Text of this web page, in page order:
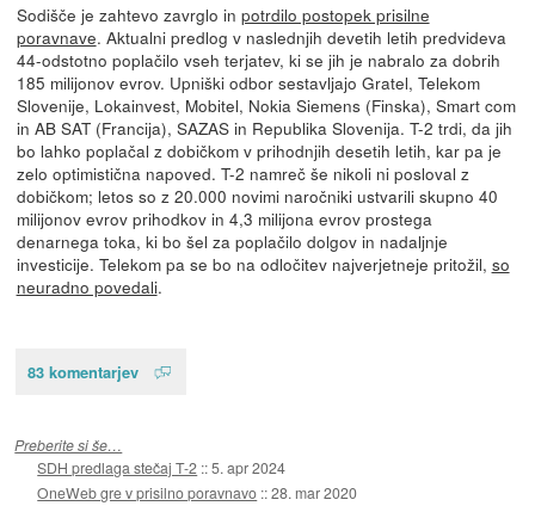
Sodišče je zahtevo zavrglo in potrdilo postopek prisilne
poravnave. Aktualni predlog v naslednjih devetih letih predvideva
44-odstotno poplačilo vseh terjatev, ki se jih je nabralo za dobrih
185 milijonov evrov. Upniški odbor sestavljajo Gratel, Telekom
Slovenije, Lokainvest, Mobitel, Nokia Siemens (Finska), Smart com
in AB SAT (Francija), SAZAS in Republika Slovenija. T-2 trdi, da jih
bo lahko poplačal z dobičkom v prihodnjih desetih letih, kar pa je
zelo optimistična napoved. T-2 namreč še nikoli ni posloval z
dobičkom; letos so z 20.000 novimi naročniki ustvarili skupno 40
milijonov evrov prihodkov in 4,3 milijona evrov prostega
denarnega toka, ki bo šel za poplačilo dolgov in nadaljnje
investicije. Telekom pa se bo na odločitev najverjetneje pritožil, so
neuradno povedali.
83 komentarjev
Preberite si še…
SDH predlaga stečaj T-2 ::5. apr 2024
OneWeb gre v prisilno poravnavo ::28. mar 2020